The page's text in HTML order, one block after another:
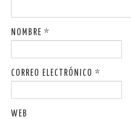
NOMBRE*
CORREO ELECTRÓNICO*
WEB